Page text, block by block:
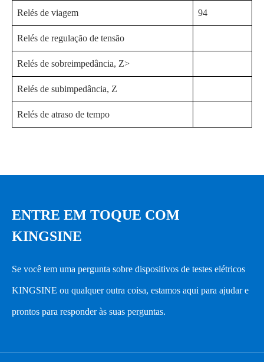
Relés de viagem 94
Relés de regulação de tensão
Relés de sobreimpedância, Z>
Relés de subimpedância, Z
Relés de atraso de tempo
Potência
Precisão
<0,02% Rd + 0,005% Rg Typ.
<0,05% Rd + 0,01% Rg Guar.
ENTRE EM TOQUE COM
KINGSINE
Se você tem uma pergunta sobre dispositivos de testes elétricos
KINGSINE ou qualquer outra coisa, estamos aqui para ajudar e
prontos para responder às suas perguntas.